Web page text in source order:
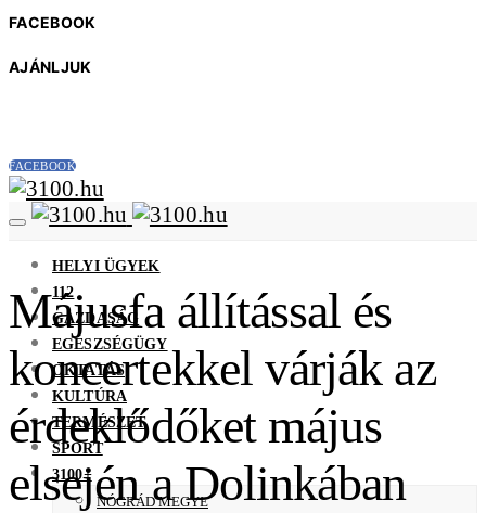
FACEBOOK
AJÁNLJUK
FACEBOOK
HELYI ÜGYEK
112
GAZDASÁG
EGÉSZSÉGÜGY
OKTATÁS
KULTÚRA
TERMÉSZET
SPORT
3100+
NÓGRÁD MEGYE
Májusfa állítással és
koncertekkel várják az
érdeklődőket május
elsején a Dolinkában